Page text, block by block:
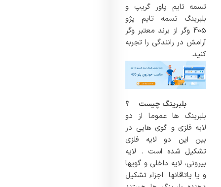
تسمه تایم پاور گریپ و
بلبرینگ تسمه تایم پژو
405 وگر از برند معتبر وگر
آرامش در رانندگی را تجربه
کنید.
بلبرینگ چیست ؟
بلبرینگ ها عموما از دو
لایه فلزی و گوی هایی در
بین این دو لایه فلزی
تشکیل شده است . لایه
بیرونی، لایه داخلی و گویها
و یا یاتاقانها اجزاء تشکیل